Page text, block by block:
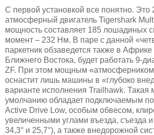
С первой установкой все понятно. Это
атмосферный двигатель Tigershark
мощность составляет 185 лошадиных
момент – 232 Нм. В паре с данной
паркетник обзаведется также в Африке
Ближнего Востока, будет работать 9-
ZF. При этом мощным
оснастит лишь машины в «глубоко
варианте исполнения Trailhawk.
умолчанию обладает подключаемым
Active Drive Low, особым обвесом,
увеличенными углами въезда, съезда
34,3° и 25,7°), а также внедорожной